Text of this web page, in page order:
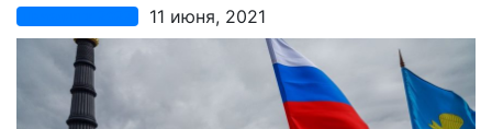
11 июня, 2021